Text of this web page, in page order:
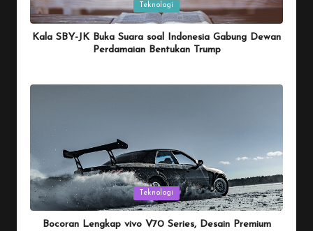
Posted
in
Teknologi
Kala SBY-JK Buka Suara soal Indonesia Gabung Dewan
Perdamaian Bentukan Trump
Posted
Teknologi
Bocoran Lengkap vivo V70 Series, Desain Premium